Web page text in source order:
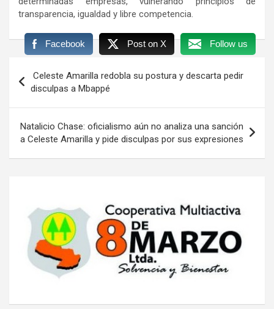
transparencia, igualdad y libre competencia.
Facebook Post on X Follow us
de
entradas
Celeste Amarilla redobla su postura y descarta pedir
disculpas a Mbappé
Natalicio Chase: oficialismo aún no analiza una sanción
a Celeste Amarilla y pide disculpas por sus expresiones